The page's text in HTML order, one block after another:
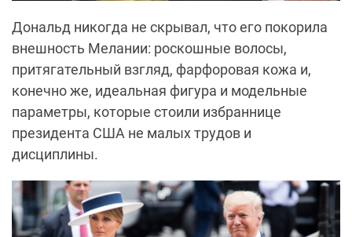
Дональд никогда не скрывал, что его покорила
внешность Мелании: роскошные волосы,
притягательный взгляд, фарфоровая кожа и,
конечно же, идеальная фигура и модельные
параметры, которые стоили избраннице
президента США не малых трудов и
дисциплины.